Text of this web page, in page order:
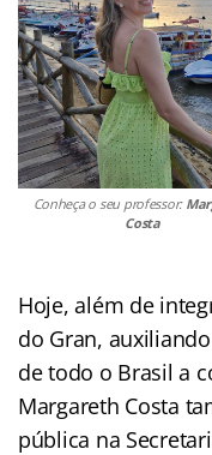
Conheça o seu professor:
Costa
Hoje, além de
do Gran,
de todo o Brasil a
Margareth Costa
pública na